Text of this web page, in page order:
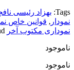
Tags: بهزاد رئیسی
نمودار , قوانین خاص
نموداری مکتوب آخر
ناموجود
ناموجود